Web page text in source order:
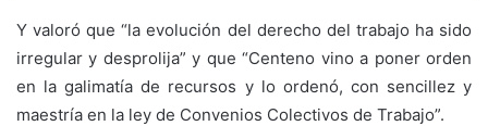
Y valoró que “la evolución del derecho del trabajo ha sido
irregular y desprolija” y que “Centeno vino a poner orden
en la galimatía de recursos y lo ordenó, con sencillez y
maestría en la ley de Convenios Colectivos de Trabajo”.